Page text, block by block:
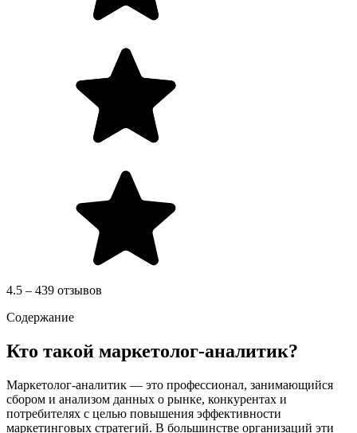
4.5 – 439 отзывов
Содержание
Кто такой маркетолог-аналитик?
Маркетолог-аналитик — это профессионал, занимающийся
сбором и анализом данных о рынке, конкурентах и
потребителях с целью повышения эффективности
маркетинговых стратегий. В большинстве организаций эти